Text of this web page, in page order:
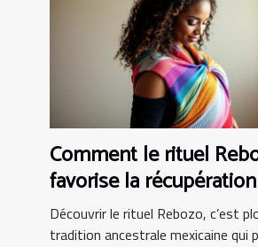
Comment le rituel
favorise la
partum ?
Découvrir le rituel Rebozo, c’est
tradition ancestrale mexicaine qui